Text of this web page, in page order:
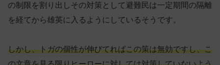
の制限を割り出しその対策として避難民は一定期間の隔離
を経てから雄英に入るようにしているそうです。
しかし、トガの個性が伸びてればこの策は無効ですし、こ